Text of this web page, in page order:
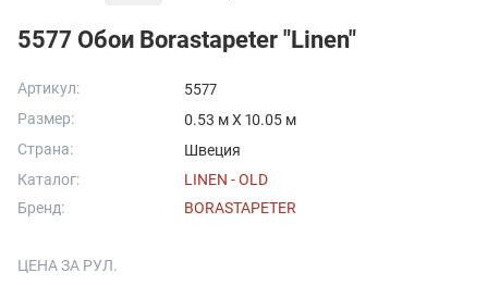
5577 Обои Borastapeter "Linen"
Артикул:
5577
Размер:
0.53 м X 10.05 м
Страна:
Швеция
Каталог:
LINEN - OLD
Бренд:
BORASTAPETER
ЦЕНА ЗА РУЛ.